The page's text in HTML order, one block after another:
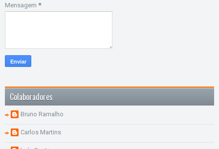
Mensagem *
Colaboradores
Bruno Ramalho
Carlos Martins